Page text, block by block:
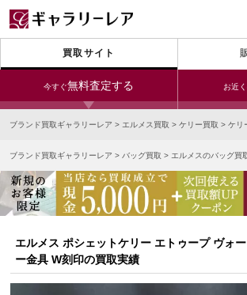
買取サイト
今すぐ無料査定する お近
24時間受付（対応時間10:00～
宅配買取を申し込む
無料の宅配キットをお届けし
今すぐ電話査定
受付時間 10:00～19:00
銀座本店 青山表参道店
小田急新宿店 LAB東京
なんば店 神戸元町(三宮)店
ブランド買取ギャラリーレア > エルメス買取 > ケリー買取 > ケリ
ブランド買取ギャラリーレア > バッグ買取 > エルメスのバッグ買
エルメス ポシェットケリー エトゥープ ヴォ
ー金具 W刻印の買取実績